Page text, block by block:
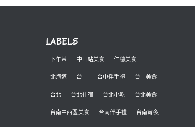
LABELS
下午茶 中山站美食 仁德美食
北海道 台中 台中伴手禮 台中美食
台北 台北住宿 台北小吃 台北美食
台南中西區美食 台南伴手禮 台南宵夜